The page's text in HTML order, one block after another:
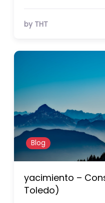
by THT
Blog
yacimiento –
Toledo)